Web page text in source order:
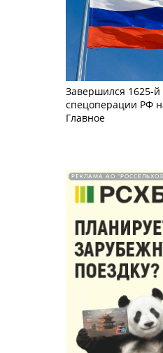
Завершился 1625-й
спецоперации РФ
Главное
РЕКЛАМА АО